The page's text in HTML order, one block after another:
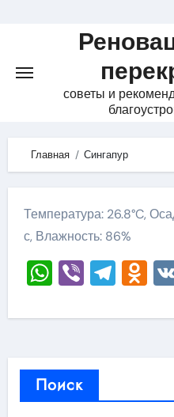
советы и
Главная Сингапур
Температура: 26.8°C,
с, Влажность: 86%
WhatsApp
Viber
Поиск